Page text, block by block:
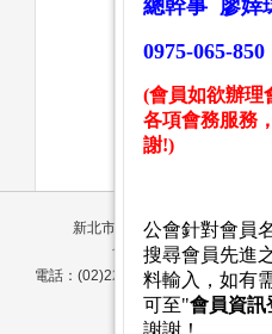
新北市塑膠製品商業同業公會
會務聯繫窗口 地址：
電話：(02)2207-3748 傳真：
訪客人數：
總幹事 廖婞
0975-065-850
(會員如欲辦理
各項會務服務
謝!)
公會針對會員
搜尋會員先進
料輸入，如有
可至"會員資訊
謝謝 ！